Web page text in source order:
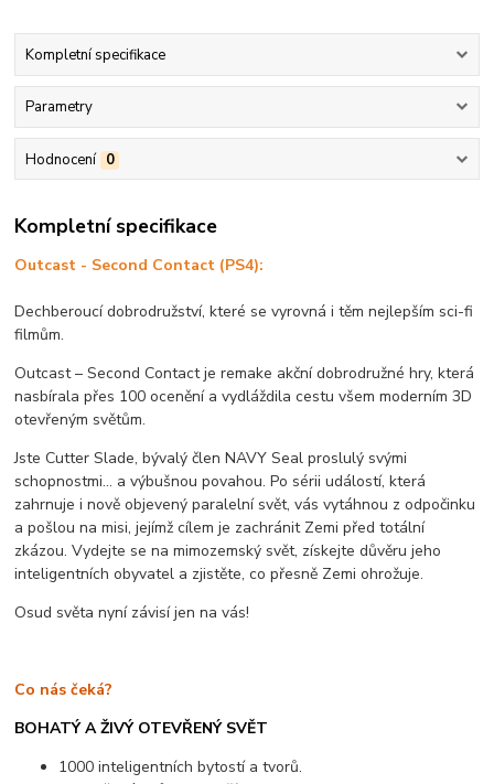
Kompletní specifikace
Parametry
Hodnocení 0
Kompletní specifikace
Outcast - Second Contact (PS4):
Dechberoucí dobrodružství, které se vyrovná i těm nejlepším sci-fi
filmům.
Outcast – Second Contact je remake akční dobrodružné hry, která
nasbírala přes 100 ocenění a vydláždila cestu všem moderním 3D
otevřeným světům.
Jste Cutter Slade, bývalý člen NAVY Seal proslulý svými
schopnostmi... a výbušnou povahou. Po sérii událostí, která
zahrnuje i nově objevený paralelní svět, vás vytáhnou z odpočinku
a pošlou na misi, jejímž cílem je zachránit Zemi před totální
zkázou. Vydejte se na mimozemský svět, získejte důvěru jeho
inteligentních obyvatel a zjistěte, co přesně Zemi ohrožuje.
Osud světa nyní závisí jen na vás!
Co nás čeká?
BOHATÝ A ŽIVÝ OTEVŘENÝ SVĚT
1000 inteligentních bytostí a tvorů.